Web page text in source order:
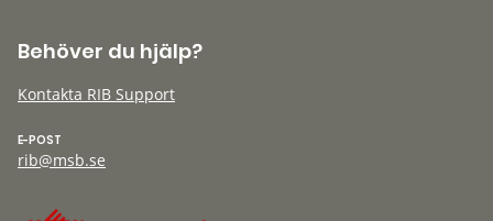
Behöver du hjälp?
Kontakta RIB Support
E-POST
rib@msb.se